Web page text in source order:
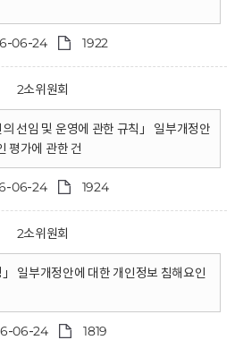
06-24 1922
2소위원회
의 선임 및 운영에 관한 규칙」 일부개정안
평가에 관한 건
06-24 1924
2소위원회
」 일부개정안에 대한 개인정보 침해요인
06-24 1819